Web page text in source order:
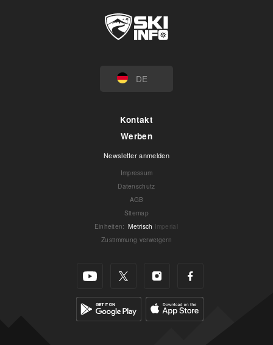
DE
Kontakt
Werben
Newsletter anmelden
Impressum
Datenschutz
AGB
Sitemap
Einheiten: Metrisch Imperial
Zustimmung verweigern